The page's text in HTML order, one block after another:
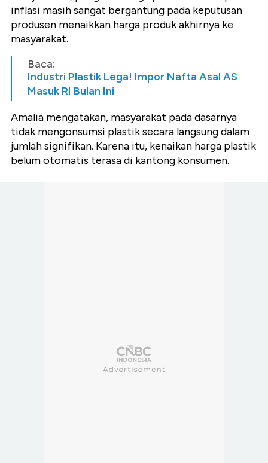
inflasi masih sangat bergantung pada keputusan
produsen menaikkan harga produk akhirnya ke
masyarakat.
Baca:
Industri Plastik Lega! Impor Nafta Asal AS
Masuk RI Bulan Ini
Amalia mengatakan, masyarakat pada dasarnya
tidak mengonsumsi plastik secara langsung dalam
jumlah signifikan. Karena itu, kenaikan harga plastik
belum otomatis terasa di kantong konsumen.